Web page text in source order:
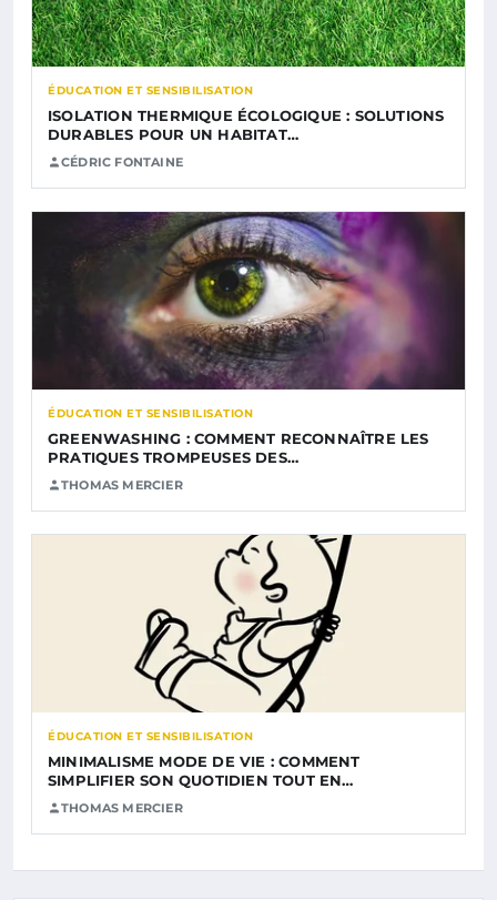
ÉDUCATION ET SENSIBILISATION
ISOLATION THERMIQUE ÉCOLOGIQUE : SOLUTIONS
DURABLES POUR UN HABITAT…
CÉDRIC FONTAINE
ÉDUCATION ET SENSIBILISATION
GREENWASHING : COMMENT RECONNAÎTRE LES
PRATIQUES TROMPEUSES DES…
THOMAS MERCIER
ÉDUCATION ET SENSIBILISATION
MINIMALISME MODE DE VIE : COMMENT
SIMPLIFIER SON QUOTIDIEN TOUT EN…
THOMAS MERCIER